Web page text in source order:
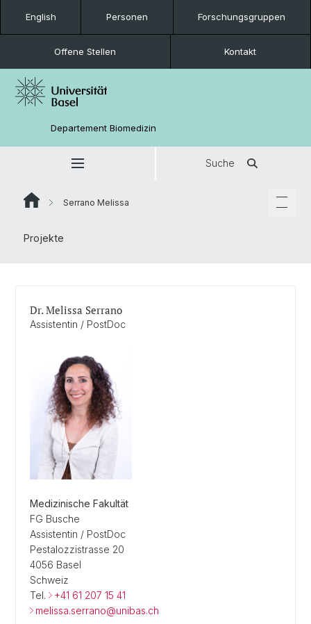
English Personen Forschungsgruppen
Offene Stellen Kontakt
Departement Biomedizin
Suche
Serrano Melissa
Projekte
Dr. Melissa Serrano
Assistentin / PostDoc
Medizinische Fakultät
FG Busche
Assistentin / PostDoc
Pestalozzistrasse 20
4056 Basel
Schweiz
Tel.
+41 61 207 15 41
melissa.serrano@unibas.ch